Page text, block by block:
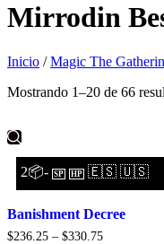
Mirrodin
Inicio /Magic The
Mostrando 1–20 de 66
2📦- SP HP 🇪🇸 🇺🇸
Banishment Decree
$236.25 – $330.75